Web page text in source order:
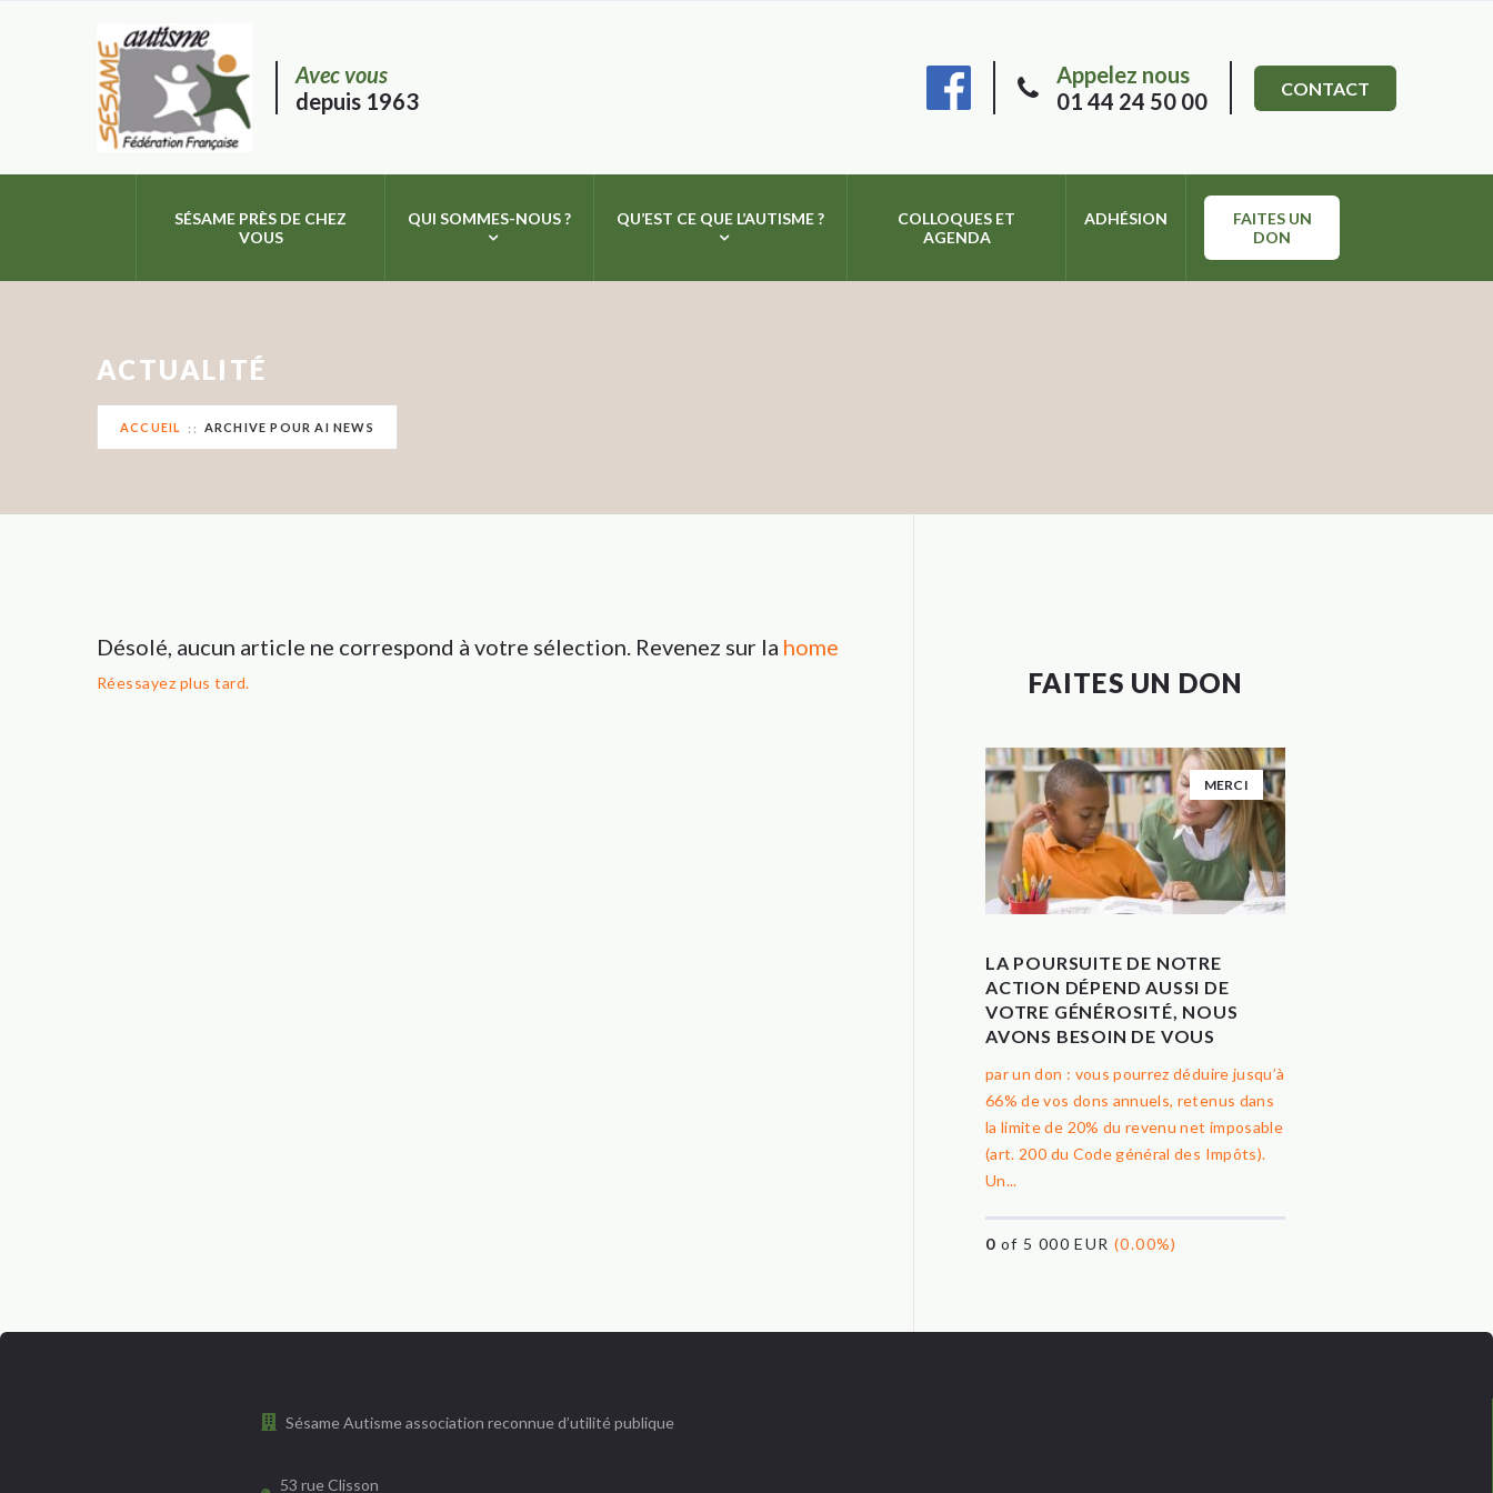
Avec vous
depuis 1963
Appelez nous
01 44 24 50 00
CONTACT
SÉSAME PRÈS DE CHEZ
VOUS
QUI SOMMES-NOUS ? QU’EST CE QUE L’AUTISME ?
COLLOQUES ET
AGENDA
ADHÉSION
FAITES UN
DON
ACTUALITÉ
ACCUEIL ARCHIVE POUR AI NEWS
Désolé, aucun article ne correspond à votre sélection. Revenez sur la home
Réessayez plus tard. FAITES UN DON
MERCI
LA POURSUITE DE NOTRE
ACTION DÉPEND AUSSI DE
VOTRE GÉNÉROSITÉ, NOUS
AVONS BESOIN DE VOUS
par un don : vous pourrez déduire jusqu’à
66% de vos dons annuels, retenus dans
la limite de 20% du revenu net imposable
(art. 200 du Code général des Impôts).
Un...
0 of 5 000 EUR(0.00%)
Sésame Autisme association reconnue d’utilité publique
53 rue Clisson